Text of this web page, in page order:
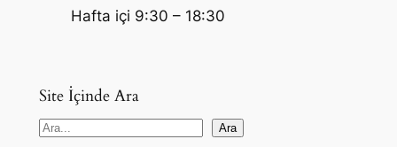
Hafta içi 9:30 – 18:30
Site İçinde Ara
S
Ara